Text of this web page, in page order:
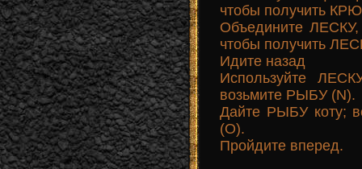
чтобы получить
Объедините
чтобы получить
Идите назад
Используйте
возьмите РЫБУ (N).
Дайте РЫБУ коту;
(O).
Пройдите вперед.